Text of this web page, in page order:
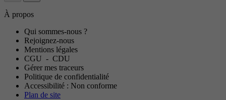
À propos
Qui sommes-nous ?
Rejoignez-nous
Mentions légales
CGU - CDU
Gérer mes traceurs
Politique de confidentialité
Accessibilité : Non conforme
Plan de site